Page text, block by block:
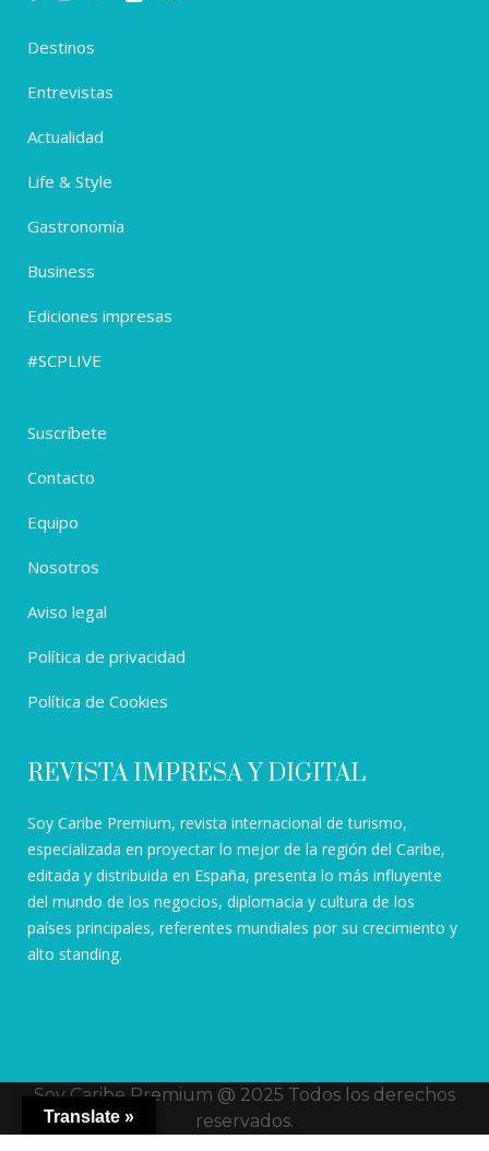
Destinos
Entrevistas
Actualidad
Life & Style
Gastronomía
Business
Ediciones impresas
#SCPLIVE
Suscríbete
Contacto
Equipo
Nosotros
Aviso legal
Política de privacidad
Política de Cookies
REVISTA IMPRESA Y DIGITAL
Soy Caribe Premium, revista internacional de turismo,
especializada en proyectar lo mejor de la región del Caribe,
editada y distribuida en España, presenta lo más influyente
del mundo de los negocios, diplomacia y cultura de los
países principales, referentes mundiales por su crecimiento y
alto standing.
Soy Caribe Premium @ 2025 Todos los derechos
reservados.
Translate »